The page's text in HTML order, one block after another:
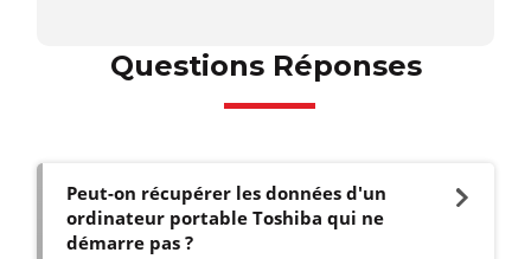
Questions Réponses
Peut-on récupérer les données d'un
ordinateur portable Toshiba qui ne
démarre pas ?